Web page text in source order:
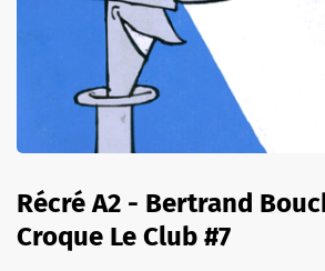
Récré A2 - Bertrand
Croque Le Club #7